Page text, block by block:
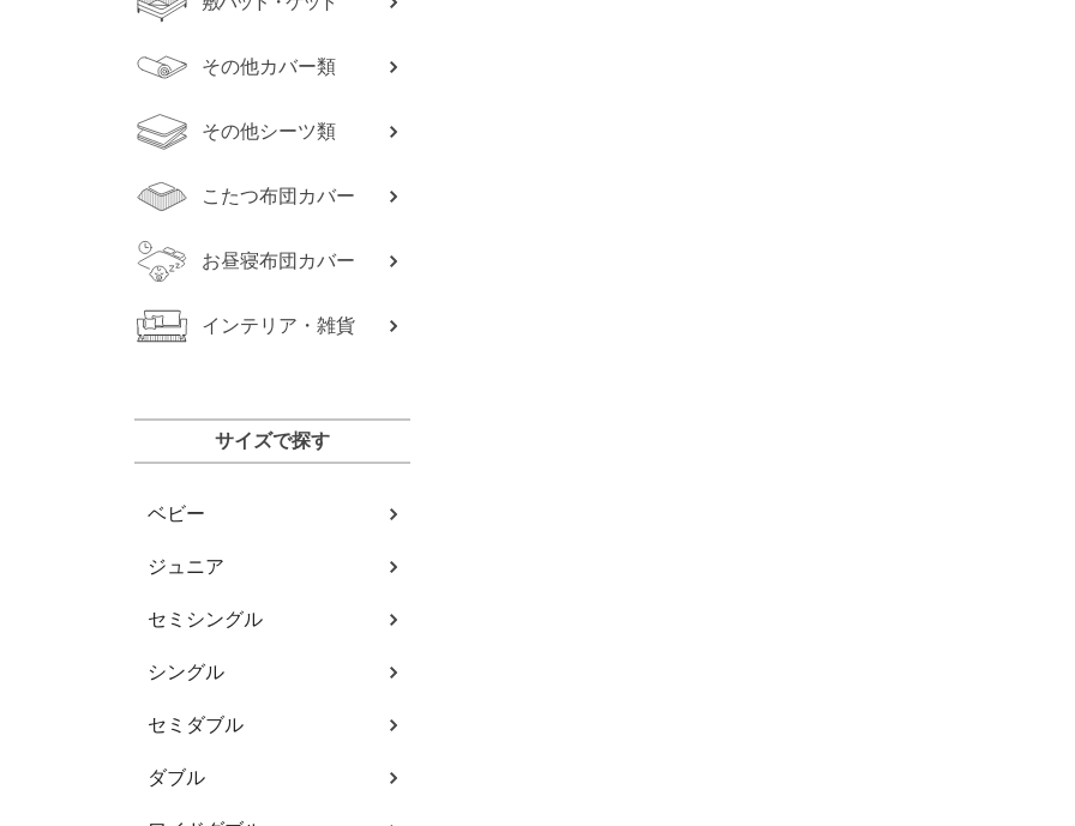
その他カバー類
その他シーツ類
こたつ布団カバー
お昼寝布団カバー
インテリア・雑貨
サイズで探す
ベビー
ジュニア
セミシングル
シングル
セミダブル
ダブル